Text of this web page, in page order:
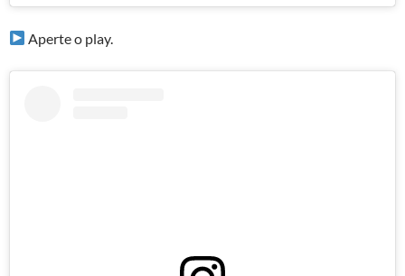
Aperte o play.